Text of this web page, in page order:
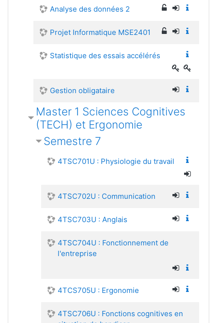
Analyse des données 2
Projet Informatique MSE2401
Statistique des essais accélérés
Gestion obligataire
Master 1 Sciences Cognitives
(TECH) et Ergonomie
Semestre 7
4TSC701U : Physiologie du travail
4TSC702U : Communication
4TSC703U : Anglais
4TSC704U : Fonctionnement de
l'entreprise
4TCS705U : Ergonomie
4TSC706U : Fonctions cognitives en